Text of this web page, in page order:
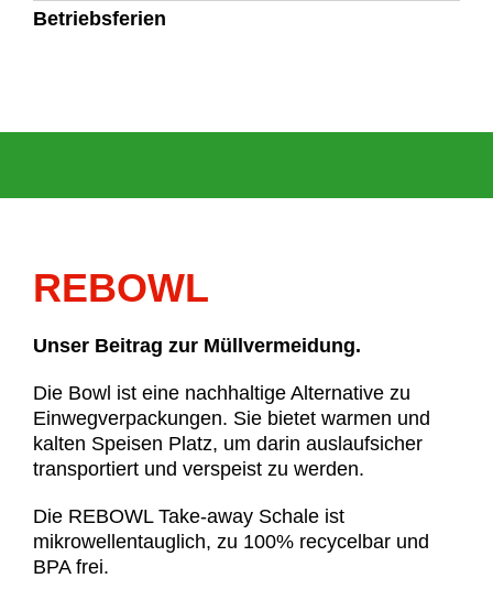
Betriebsferien
REBOWL
Unser Beitrag zur Müllvermeidung.
Die Bowl ist eine nachhaltige Alternative zu
Einweg­ver­packungen. Sie bietet warmen und
kalten Speisen Platz, um darin auslauf­sicher
transportiert und verspeist zu werden.
Die REBOWL Take-away Schale ist
mikrowellen­tauglich, zu 100% recycelbar und
BPA frei.